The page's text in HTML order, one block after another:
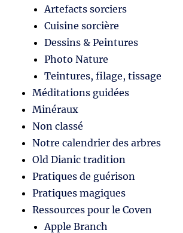
Artefacts sorciers
Cuisine sorcière
Dessins & Peintures
Photo Nature
Teintures, filage, tissage
Méditations guidées
Minéraux
Non classé
Notre calendrier des arbres
Old Dianic tradition
Pratiques de guérison
Pratiques magiques
Ressources pour le Coven
Apple Branch